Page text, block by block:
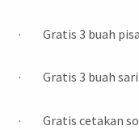
· Gratis 3 buah
· Gratis 3 buah
· Gratis cetakan